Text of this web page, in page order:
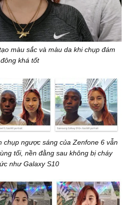
màu sắc và màu da khi chụp đám
đông khá tốt
chụp ngược sáng của Zenfone 6 vẫn
tối, nền đằng sau không bị cháy
như Galaxy S10